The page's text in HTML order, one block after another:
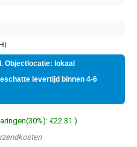
Objectlocatie: lokaal
levertijd binnen 4-6
€22.31 )